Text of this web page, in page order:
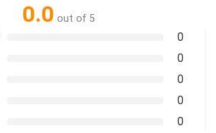
0.0 out of 5
0
0
0
0
0